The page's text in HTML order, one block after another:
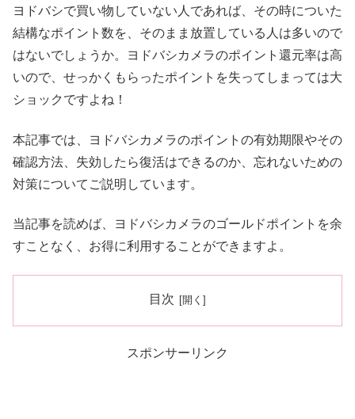
ヨドバシで買い物していない人であれば、その時についた
結構なポイント数を、そのまま放置している人は多いので
はないでしょうか。ヨドバシカメラのポイント還元率は高
いので、せっかくもらったポイントを失ってしまっては大
ショックですよね！
本記事では、ヨドバシカメラのポイントの有効期限やその
確認方法、失効したら復活はできるのか、忘れないための
対策についてご説明しています。
当記事を読めば、ヨドバシカメラのゴールドポイントを余
すことなく、お得に利用することができますよ。
目次
スポンサーリンク